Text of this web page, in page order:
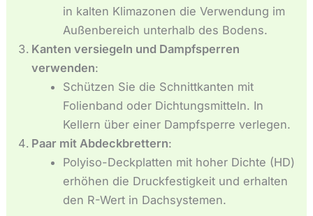
in kalten Klimazonen die Verwendung im
Außenbereich unterhalb des Bodens.
Kanten versiegeln und Dampfsperren
verwenden:
Schützen Sie die Schnittkanten mit
Folienband oder Dichtungsmitteln. In
Kellern über einer Dampfsperre verlegen.
Paar mit Abdeckbrettern:
Polyiso-Deckplatten mit hoher Dichte (HD)
erhöhen die Druckfestigkeit und erhalten
den R-Wert in Dachsystemen.